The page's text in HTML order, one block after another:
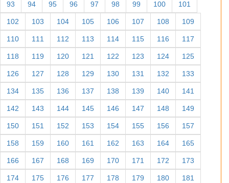
93 94 95 96 97 98 99 100 101
102 103 104 105 106 107 108 109
110 111 112 113 114 115 116 117
118 119 120 121 122 123 124 125
126 127 128 129 130 131 132 133
134 135 136 137 138 139 140 141
142 143 144 145 146 147 148 149
150 151 152 153 154 155 156 157
158 159 160 161 162 163 164 165
166 167 168 169 170 171 172 173
174 175 176 177 178 179 180 181